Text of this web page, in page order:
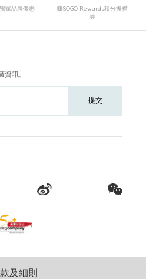
家品牌優惠
賺SOGO Rewards積分換禮
券
訊。
提交
及細則